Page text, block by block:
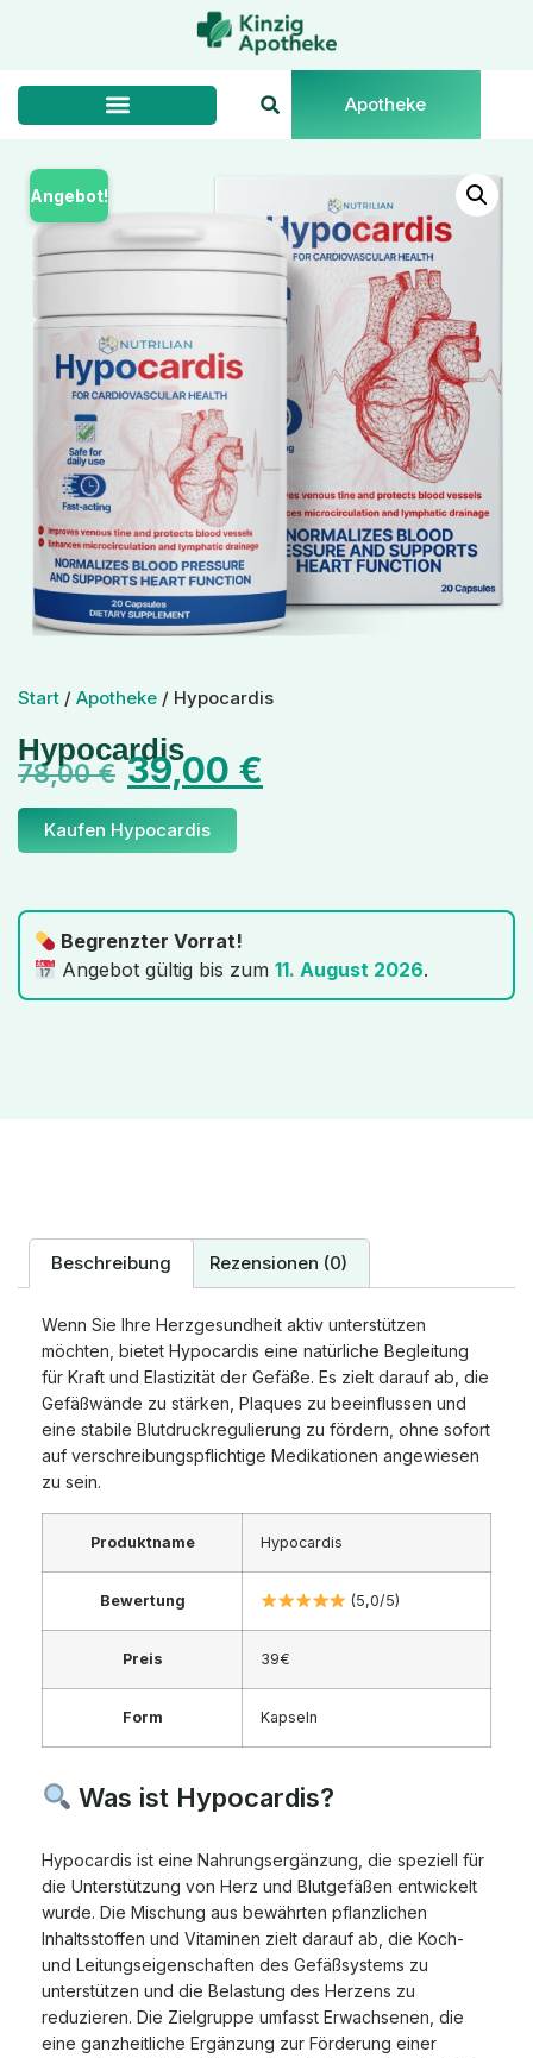
Apotheke
Angebot!
Start / Apotheke / Hypocardis
Hypocardis
78,00€ 39,00 €
Kaufen Hypocardis
Begrenzter Vorrat!
Angebot gültig bis zum11. August 2026.
Beschreibung Rezensionen (0)
Wenn Sie Ihre Herzgesundheit aktiv unterstützen
möchten, bietet Hypocardis eine natürliche Begleitung
für Kraft und Elastizität der Gefäße. Es zielt darauf ab, die
Gefäßwände zu stärken, Plaques zu beeinflussen und
eine stabile Blutdruckregulierung zu fördern, ohne sofort
auf verschreibungspflichtige Medikationen angewiesen
zu sein.
Produktname Hypocardis
Bewertung (5,0/5)
Preis 39€
Form Kapseln
Was ist Hypocardis?
Hypocardis ist eine Nahrungsergänzung, die speziell für
die Unterstützung von Herz und Blutgefäßen entwickelt
wurde. Die Mischung aus bewährten pflanzlichen
Inhaltsstoffen und Vitaminen zielt darauf ab, die Koch-
und Leitungseigenschaften des Gefäßsystems zu
unterstützen und die Belastung des Herzens zu
reduzieren. Die Zielgruppe umfasst Erwachsenen, die
eine ganzheitliche Ergänzung zur Förderung einer